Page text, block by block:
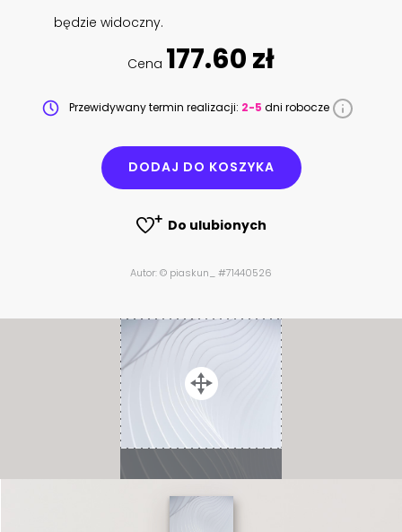
będzie widoczny.
Cena 177.60 zł
Przewidywany termin realizacji: 2-5 dni robocze
DODAJ DO KOSZYKA
Do ulubionych
Autor: © piaskun_ #71440526